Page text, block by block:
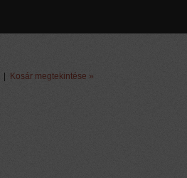
Kosár megtekintése »